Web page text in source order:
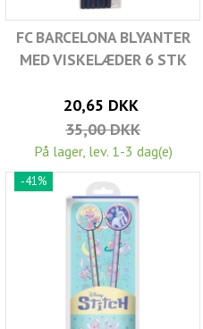
FC BARCELONA BLYANTER
MED VISKELÆDER 6 STK
20,65 DKK
35,00 DKK
På lager, lev. 1-3 dag(e)
-41%